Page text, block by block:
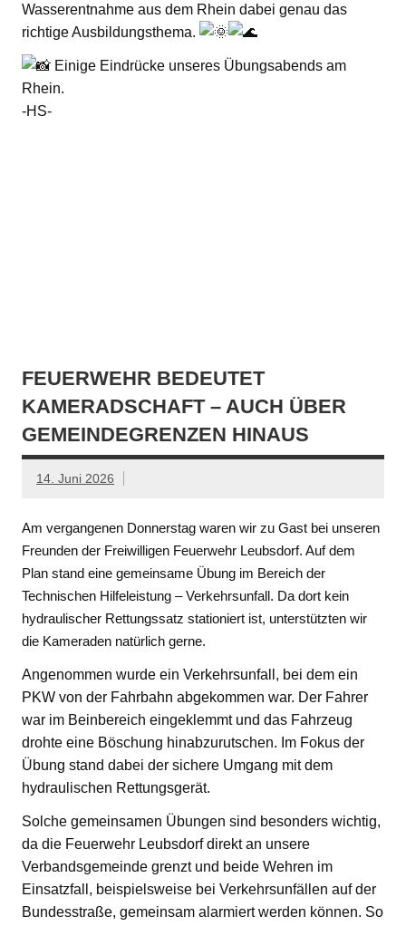
Wasserentnahme aus dem Rhein dabei genau das
richtige Ausbildungsthema.
Einige Eindrücke unseres Übungsabends am
Rhein.
-HS-
FEUERWEHR BEDEUTET
KAMERADSCHAFT – AUCH ÜBER
GEMEINDEGRENZEN HINAUS
14. Juni 2026
Am vergangenen Donnerstag waren wir zu Gast bei unseren
Freunden der Freiwilligen Feuerwehr Leubsdorf. Auf dem
Plan stand eine gemeinsame Übung im Bereich der
Technischen Hilfeleistung – Verkehrsunfall. Da dort kein
hydraulischer Rettungssatz stationiert ist, unterstützten wir
die Kameraden natürlich gerne.
Angenommen wurde ein Verkehrsunfall, bei dem ein
PKW von der Fahrbahn abgekommen war. Der Fahrer
war im Beinbereich eingeklemmt und das Fahrzeug
drohte eine Böschung hinabzurutschen. Im Fokus der
Übung stand dabei der sichere Umgang mit dem
hydraulischen Rettungsgerät.
Solche gemeinsamen Übungen sind besonders wichtig,
da die Feuerwehr Leubsdorf direkt an unsere
Verbandsgemeinde grenzt und beide Wehren im
Einsatzfall, beispielsweise bei Verkehrsunfällen auf der
Bundesstraße, gemeinsam alarmiert werden können. So